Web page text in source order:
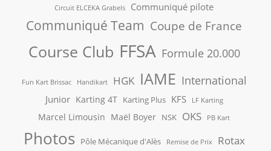
Circuit ELCEKA Grabels Communiqué pilote
Communiqué Team Coupe de France
Course Club FFSA Formule 20.000
Fun Kart Brissac Handikart HGK IAME International
Junior Karting 4T Karting Plus KFS LF Karting
Marcel Limousin Maël Boyer NSK OKS PB Kart
Photos Pôle Mécanique d'Alès Remise de Prix Rotax